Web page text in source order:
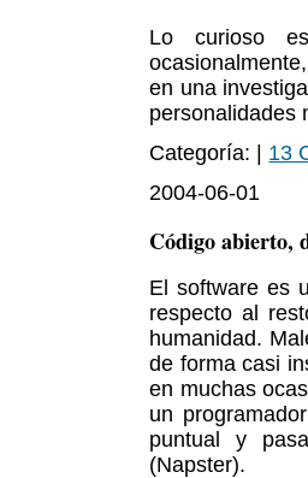
Lo curioso
en una
personalidades
Categoría: | 13
2004-06-01
Código abierto,
El software es
respecto al
humanidad.
de forma casi
en muchas
un
puntual y
(Napster).